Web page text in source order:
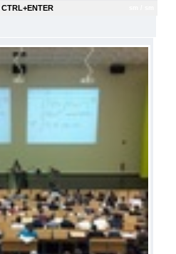
CTRL+ENTER